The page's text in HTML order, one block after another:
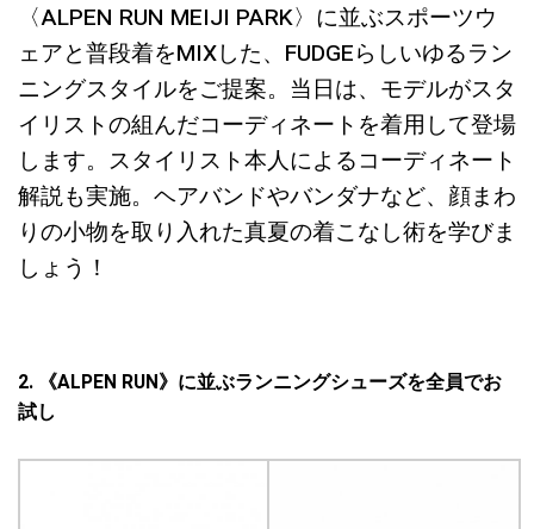
〈ALPEN RUN MEIJI PARK〉に並ぶスポーツウ
ェアと普段着をMIXした、FUDGEらしいゆるラン
ニングスタイルをご提案。当日は、モデルがスタ
イリストの組んだコーディネートを着用して登場
します。スタイリスト本人によるコーディネート
解説も実施。ヘアバンドやバンダナなど、顔まわ
りの小物を取り入れた真夏の着こなし術を学びま
しょう！
2. 《ALPEN RUN》に並ぶランニングシューズを全員でお
試し